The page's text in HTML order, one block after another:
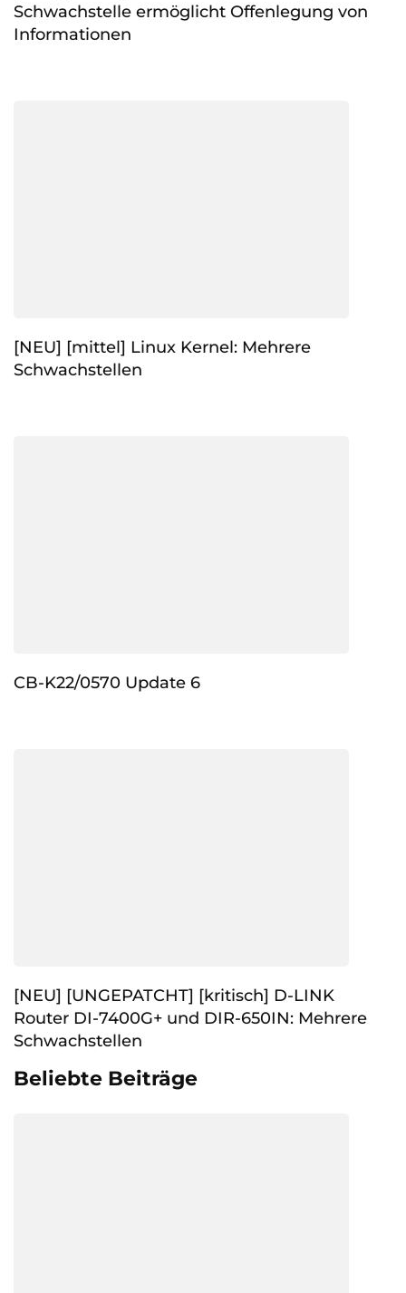
Schwachstelle ermöglicht Offenlegung von
Informationen
[NEU] [mittel] Linux Kernel: Mehrere
Schwachstellen
CB-K22/0570 Update 6
[NEU] [UNGEPATCHT] [kritisch] D-LINK
Router DI-7400G+ und DIR-650IN: Mehrere
Schwachstellen
Beliebte Beiträge